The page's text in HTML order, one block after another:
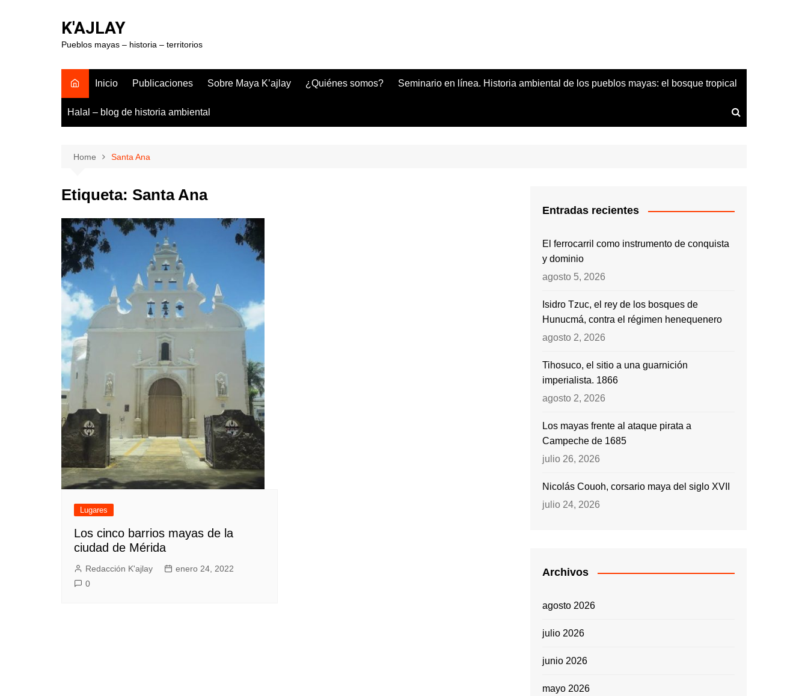
K'AJLAY
Pueblos mayas – historia – territorios
Inicio Publicaciones Sobre Maya K’ajlay ¿Quiénes somos? Seminario en línea. Historia ambiental de los pueblos mayas: el bosque tropical
Halal – blog de historia ambiental
Home Santa Ana
Etiqueta: Santa Ana
Lugares
Los cinco barrios mayas de la
ciudad de Mérida
Redacción K'ajlay
enero 24, 2022
0
Entradas recientes
El ferrocarril como instrumento de conquista
y dominio
agosto 5, 2026
Isidro Tzuc, el rey de los bosques de
Hunucmá, contra el régimen henequenero
agosto 2, 2026
Tihosuco, el sitio a una guarnición
imperialista. 1866
agosto 2, 2026
Los mayas frente al ataque pirata a
Campeche de 1685
julio 26, 2026
Nicolás Couoh, corsario maya del siglo XVII
julio 24, 2026
Archivos
agosto 2026
julio 2026
junio 2026
mayo 2026